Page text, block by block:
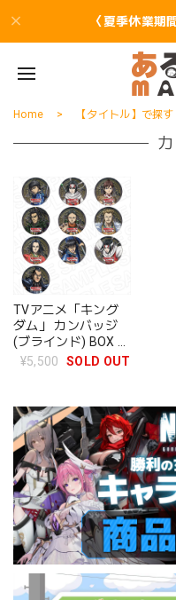
〈夏季休業期
Home 【タイトル】で探す
TVアニメ「キング
ダム」 カンバッジ
(ブラインド) BOX 全
10種
¥5,500 SOLD OUT